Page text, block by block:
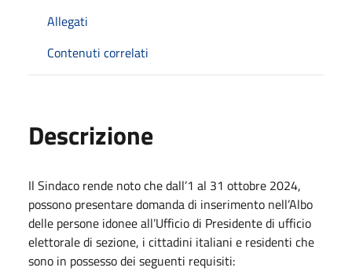
Allegati
Contenuti correlati
Descrizione
Il Sindaco rende noto che dall’1 al 31 ottobre 2024,
possono presentare domanda di inserimento nell’Albo
delle persone idonee all’Ufficio di Presidente di ufficio
elettorale di sezione, i cittadini italiani e residenti che
sono in possesso dei seguenti requisiti: